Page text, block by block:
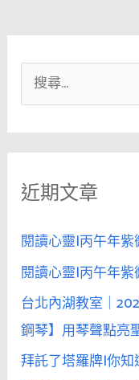
尋
關
字
近期文章
閱讀心靈|丙午年
閱讀心靈|丙午年
台北內湖教室｜
鋼琴】用琴聲點亮
拜託了塔羅牌|你